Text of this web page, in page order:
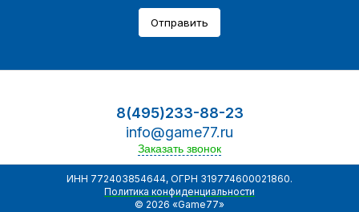
Отправить
8(495)233-88-23
info@game77.ru
Заказать звонок
ИНН 772403854644, ОГРН 319774600021860.
Политика конфиденциальности
© 2026 «Game77»